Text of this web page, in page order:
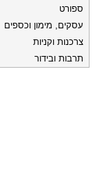
ספורט
עסקים, מימון וכספים
צרכנות וקניות
תרבות ובידור